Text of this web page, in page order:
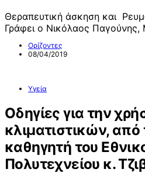
Θεραπευτική άσκηση και
Γράφει ο Νικόλαος
Ορίζοντες
08/04/2019
Υγεία
Οδηγίες για την
κλιματιστικών, από
καθηγητή του
Πολυτεχνείου κ.